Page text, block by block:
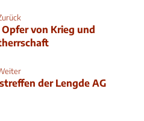
von Krieg und
der Lengde AG